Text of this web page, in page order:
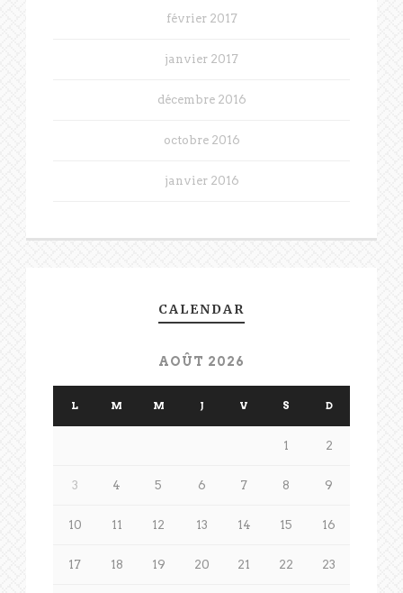
février 2017
janvier 2017
décembre 2016
octobre 2016
janvier 2016
CALENDAR
AOÛT 2026
L M M J V S D
1 2
3 4 5 6 7 8 9
10 11 12 13 14 15 16
17 18 19 20 21 22 23